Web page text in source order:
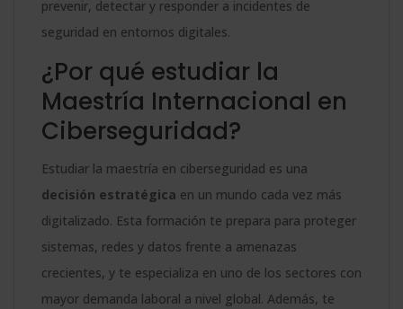
prevenir, detectar y responder a incidentes de
seguridad en entornos digitales.
¿Por qué estudiar la
Maestría Internacional en
Ciberseguridad?
Estudiar la maestría en ciberseguridad es una
decisión estratégica en un mundo cada vez más
digitalizado. Esta formación te prepara para proteger
sistemas, redes y datos frente a amenazas
crecientes, y te especializa en uno de los sectores con
mayor demanda laboral a nivel global. Además, te